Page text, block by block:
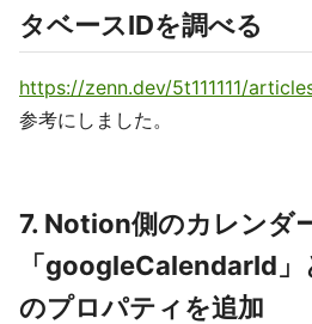
タベースIDを調べる
https://zenn.dev/5t111111/
参考にしました。
7. Notion側のカレンダ
「googleCalendarId」
のプロパティを追加